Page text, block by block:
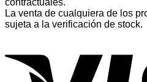
contractuales.
La venta de cualquiera de los
sujeta a la verificación de stock.